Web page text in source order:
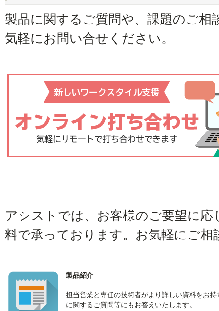
製品に関するご質問や、課題のご
気軽にお問い合せください。
アシストでは、お客様のご要望に
料で承っております。お気軽にご相
製品紹介
担当営業と専任の技術者がより詳しい資料をお
に関するご質問等にもお答えいたします。